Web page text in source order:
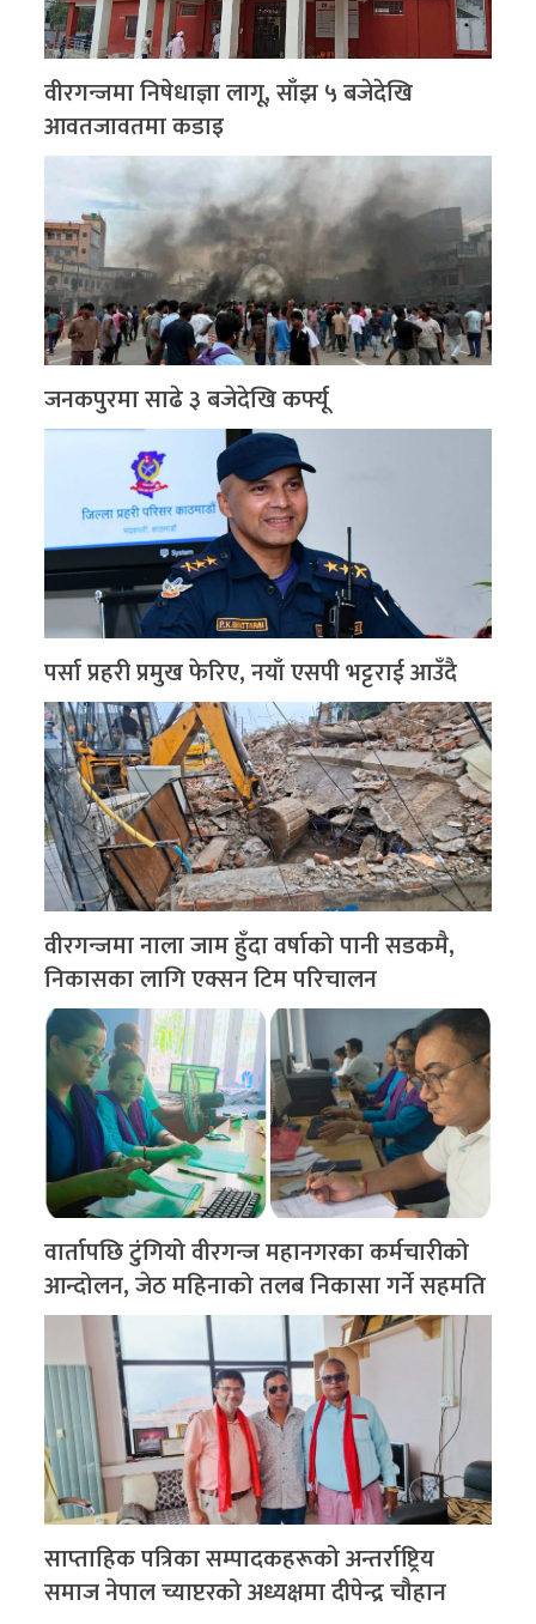
वीरगन्जमा निषेधाज्ञा लागू, साँझ ५ बजेदेखि
आवतजावतमा कडाइ
जनकपुरमा साढे ३ बजेदेखि कर्फ्यू
पर्सा प्रहरी प्रमुख फेरिए, नयाँ एसपी भट्टराई आउँदै
वीरगन्जमा नाला जाम हुँदा वर्षाको पानी सडकमै,
निकासका लागि एक्सन टिम परिचालन
वार्तापछि टुंगियो वीरगन्ज महानगरका कर्मचारीको
आन्दोलन, जेठ महिनाको तलब निकासा गर्ने सहमति
साप्ताहिक पत्रिका सम्पादकहरूको अन्तर्राष्ट्रिय
समाज नेपाल च्याप्टरको अध्यक्षमा दीपेन्द्र चौहान